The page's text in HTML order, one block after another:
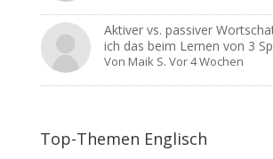
Aktiver vs. passiver
ich das beim Lernen von 3
Von Maik S. Vor 4 Wochen
Top-Themen Englisch